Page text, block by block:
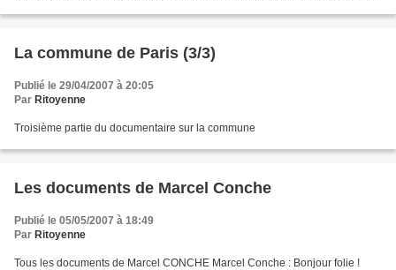
La commune de Paris (3/3)
Publié le 29/04/2007 à 20:05
Par Ritoyenne
Troisième partie du documentaire sur la commune
Les documents de Marcel Conche
Publié le 05/05/2007 à 18:49
Par Ritoyenne
Tous les documents de Marcel CONCHE Marcel Conche : Bonjour folie !